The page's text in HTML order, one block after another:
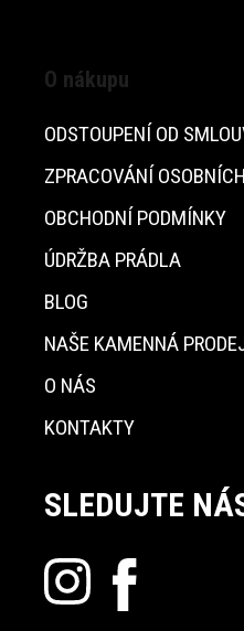
O nákupu
ODSTOUPENÍ OD
ZPRACOVÁNÍ
OBCHODNÍ PODMÍNKY
ÚDRŽBA PRÁDLA
BLOG
NAŠE KAMENNÁ
O NÁS
KONTAKTY
SLEDUJTE